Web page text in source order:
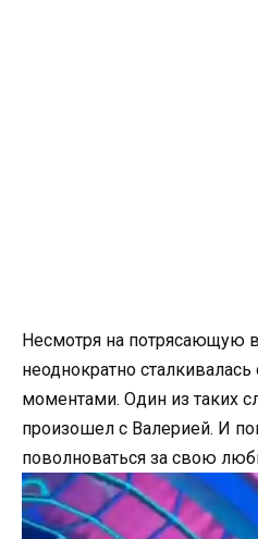
Несмотря на потрясающую
неоднократно
моментами. Один из таких
произошел с Валерией. И
поволноваться за свою